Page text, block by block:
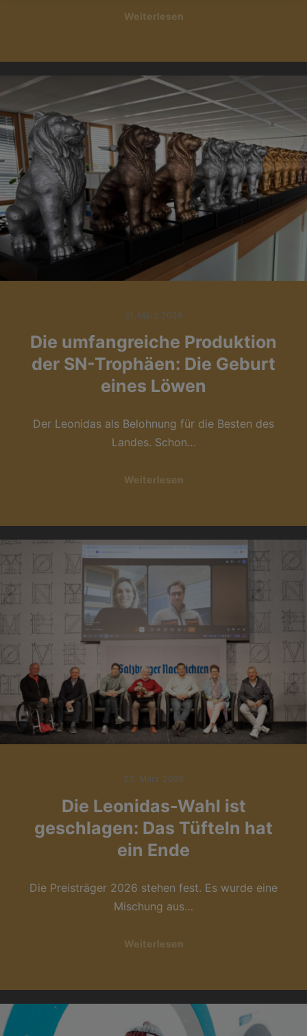
Weiterlesen
31. März 2026
Die umfangreiche Produktion
der SN-Trophäen: Die Geburt
eines Löwen
Der Leonidas als Belohnung für die Besten des
Landes. Schon…
Weiterlesen
23. März 2026
Die Leonidas-Wahl ist
geschlagen: Das Tüfteln hat
ein Ende
Die Preisträger 2026 stehen fest. Es wurde eine
Mischung aus…
Weiterlesen